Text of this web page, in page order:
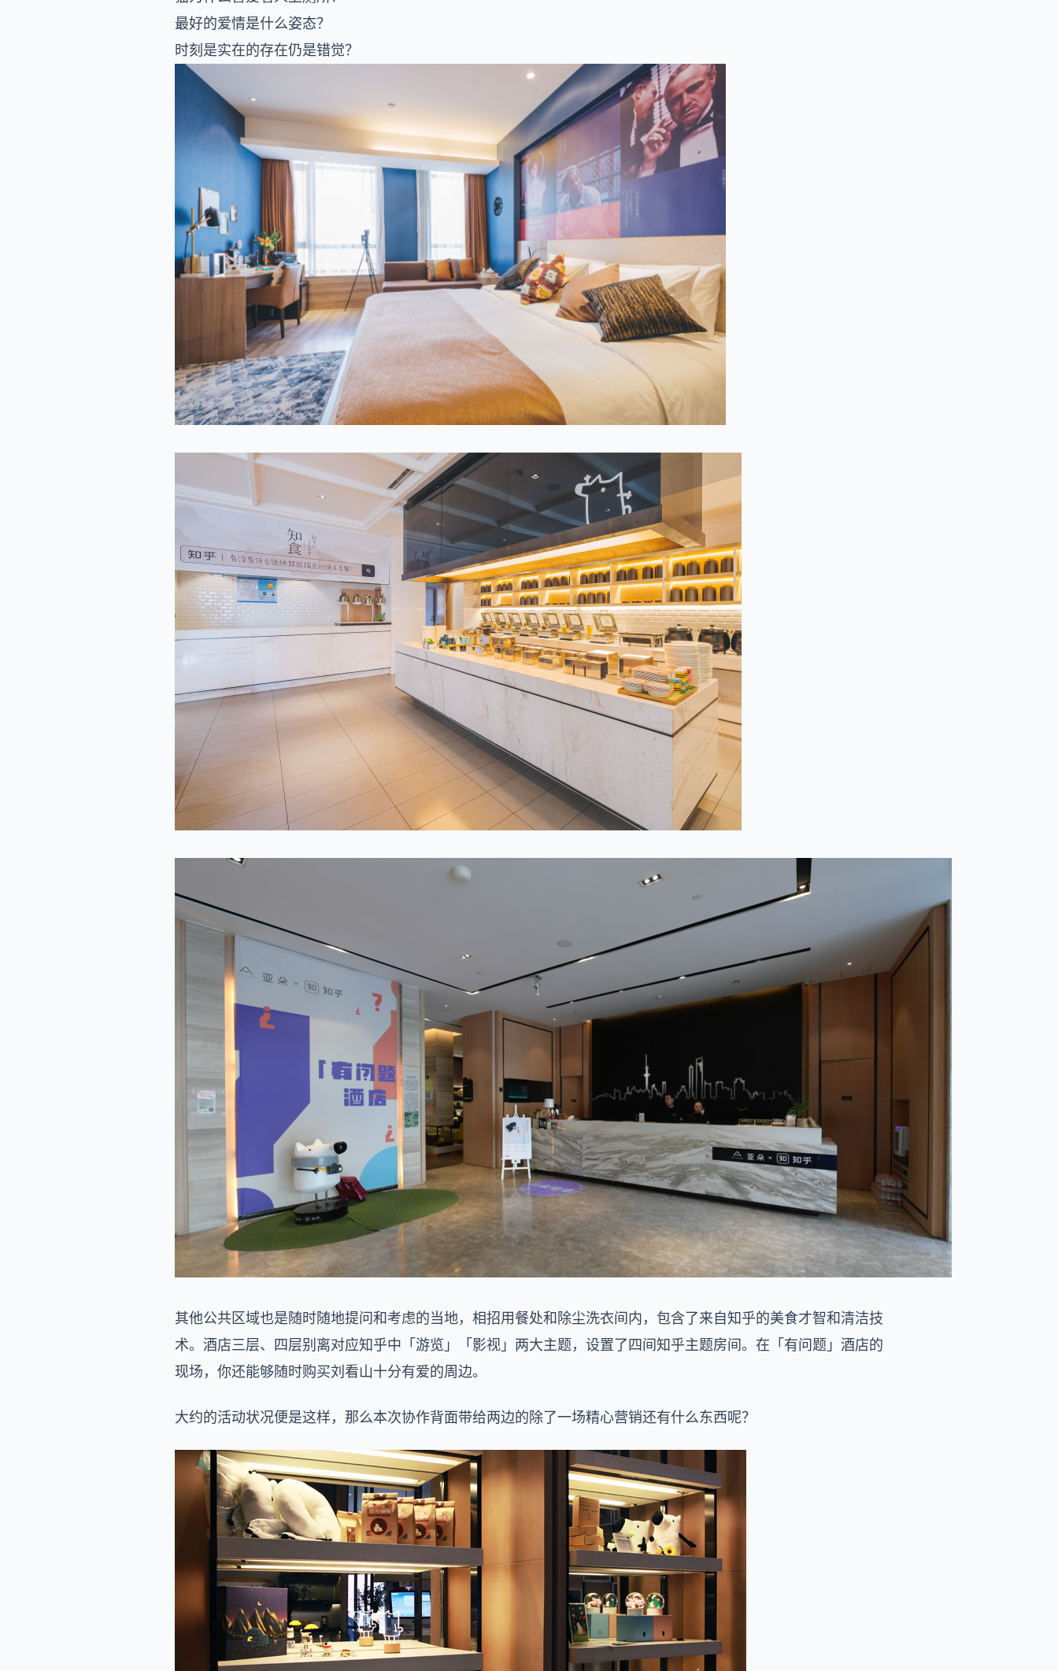
最好的爱情是什么姿态？
时刻是实在的存在仍是错觉？
其他公共区域也是随时随地提问和考虑的当地，相招用餐处和除尘洗衣间内，包含了来自知乎的美食才智和清洁技
术。酒店三层、四层别离对应知乎中「游览」「影视」两大主题，设置了四间知乎主题房间。在「有问题」酒店的
现场，你还能够随时购买刘看山十分有爱的周边。
大约的活动状况便是这样，那么本次协作背面带给两边的除了一场精心营销还有什么东西呢？